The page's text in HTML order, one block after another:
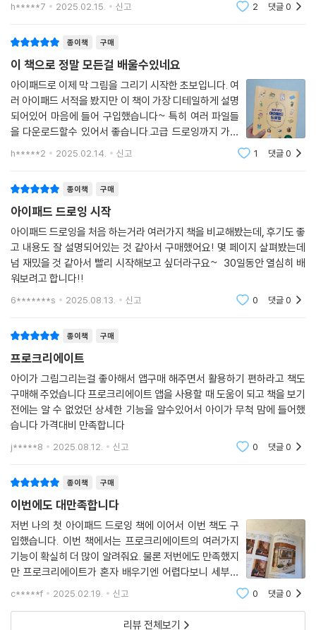
등거리 그리기 가이드 사용하기 / 그리기 도움받기 기능으로 그리기
집 앞 꽃집에서[아날로그 손 그림 그리기]
14일 : 몬스테라 화분
15일 : 튤립 다발
색연필 질감 표현하기 / 픽셀 유동화 사용하기
Rini’s Advice 조정 도구의 ‘픽셀 유동화’ 더 알아보기
아크릴 질감 표현하기 / 마스크 사용하기 / 새 레이어에 배경색 채우기
CHAPTER 3 투시법으로 입체감 더하기
투시법이란?
1점 투시법 익히기
17일 : 베이커리 박스[라인 드로잉]
1점 투시법으로 그리기 / 원근 그리기 가이드 사용하기 / 그리기 도움받기
18일 : 베이커리 박스[채색]
2점 투시법 익히기
20일 : 주스팩과 유리컵[라인 드로잉]
2점 투시법으로 그리기 / 원근 그리기 가이드 사용하기 / 그리기 도움받기
기능으로 그리기
21일 : 주스팩과 유리컵[채색]
Rini’s Advice 3점 투시법 간략히 알아보기
1점 투시법으로 공간 그리기
23일 : 바다와 노을이 보이는 방[라인 드로잉]
1점 투시법으로 공간 그리기 / 그러데이션 표현하기 / 노을 빛 표현하기
24일 : 바다와 노을이 보이는 방[채색]
25일 : 바다와 노을이 보이는 방[명암 및 질감 표현]
h*****7 2025.02.15. 신고 2 댓글0
종이책 구매
이 책으로 정말 모든걸 배울수있네요
아이패드로 이제 막 그림을 그리기 시작한 초보입니다. 여
러 아이패드 서적을 봤지만 이 책이 가장 디테일하게 설명
되어있어 마음에 들어 구입했습니다~ 특히 여러 파일들
을 다운로드할수 있어서 좋습니다.고급 드로잉까지 가능
하고요. 이렇게 많은 기능이 있는줄은 몰랐습니다.. 아주
h*****2 2025.02.14. 신고 1 댓글0
종이책 구매
아이패드 드로잉 시작
아이패드 드로잉을 처음 하는거라 여러가지 책을 비교해봤는데, 후기도 좋
고 내용도 잘 설명되어있는 것 같아서 구매했어요! 몇 페이지 살펴봤는데
넘 재밌을 것 같아서 빨리 시작해보고 싶더라구요~ 30일동안 열심히 배
워보려고 합니다!!
6*******s 2025.08.13. 신고 0 댓글0
종이책 구매
프로크리에이트
아이가 그림그리는걸 좋아해서 앱구매 해주면서 활용하기 편하라고 책도
구매해 주었습니다 프로크리에이트 앱을 사용할 때 도움이 되고 책을 보기
전에는 알 수 없었던 상세한 기능을 알수있어서 아이가 무척 맘에 들어했
습니다 가격대비 만족합니다
j*****8 2025.08.12. 신고 0 댓글0
종이책 구매
이번에도 대만족합니다
저번 나의 첫 아이패드 드로잉 책에 이어서 이번 책도 구
입했습니다. 이번 책에서는 프로크리에이트의 여러가지
기능이 확실히 더 많이 알려줘요. 물론 저번에도 만족했지
만 프로크리에이트가 혼자 배우기엔 어렵다보니 세부적
인 기능에 목말라있었는데 이번 책으로 작은 설정까지 알
나 몰랏던 기능이 정말 많습니다!하나부터 열까
c*****f 2025.02.19. 신고 0 댓글0
리뷰 전체보기